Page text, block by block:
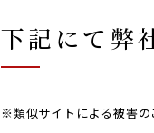
下記にて弊
※類似サイトによる被害の